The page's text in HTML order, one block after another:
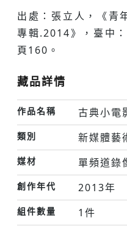
出處：張立人，《青
專輯.2014》，臺中
頁160。
藏品詳情
作品名稱 古典小電
類別 新媒體藝
媒材 單頻道錄
創作年代 2013年
組件數量 1件